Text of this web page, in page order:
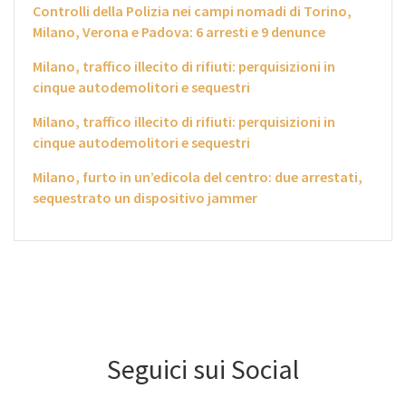
Controlli della Polizia nei campi nomadi di Torino,
Milano, Verona e Padova: 6 arresti e 9 denunce
Milano, traffico illecito di rifiuti: perquisizioni in
cinque autodemolitori e sequestri
Milano, traffico illecito di rifiuti: perquisizioni in
cinque autodemolitori e sequestri
Milano, furto in un’edicola del centro: due arrestati,
sequestrato un dispositivo jammer
Seguici sui Social